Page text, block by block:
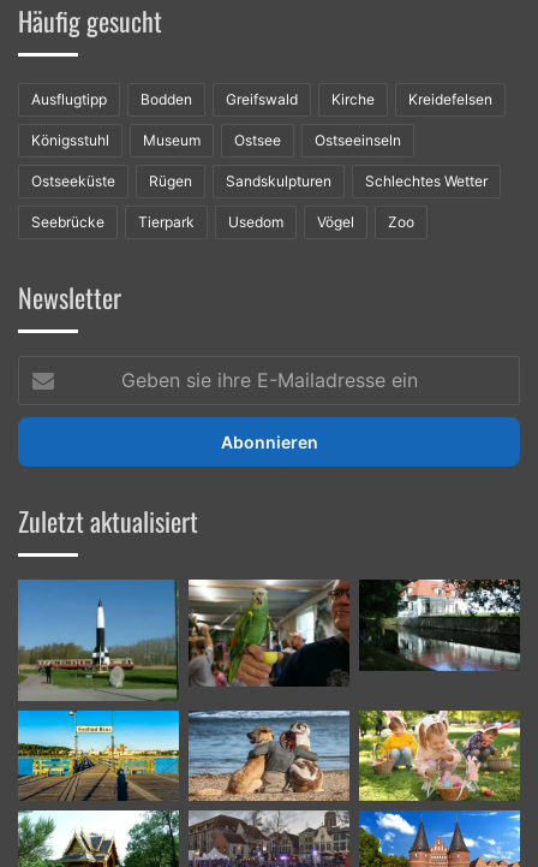
Häufig gesucht
Ausflugtipp Bodden Greifswald Kirche Kreidefelsen
Königsstuhl Museum Ostsee Ostseeinseln
Ostseeküste Rügen Sandskulpturen Schlechtes Wetter
Seebrücke Tierpark Usedom Vögel Zoo
Newsletter
sie
ihre
Mailadresse
Zuletzt aktualisiert